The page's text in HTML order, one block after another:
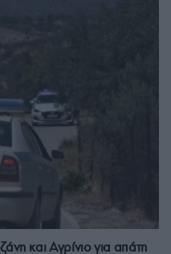
και Αγρίνιο για απάτη